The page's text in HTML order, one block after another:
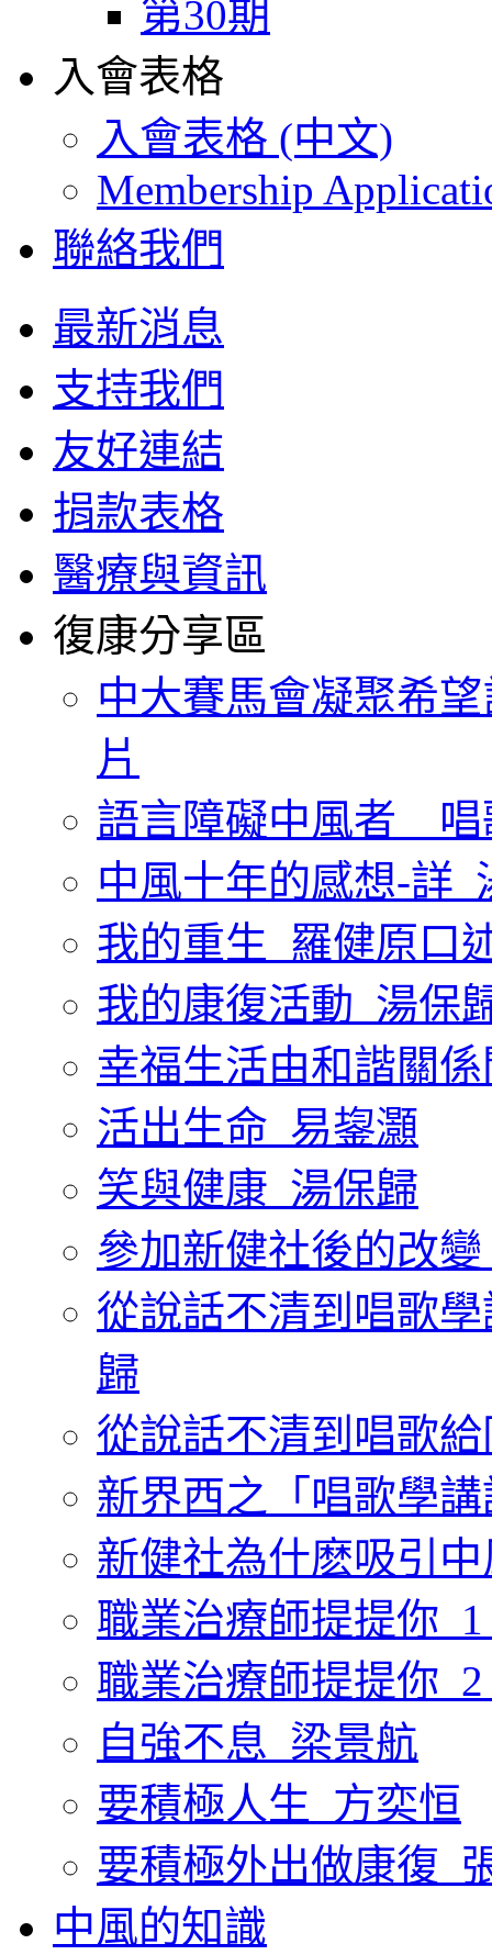
第30期
入會表格
入會表格 (中文)
Membership
聯絡我們
最新消息
支持我們
友好連結
捐款表格
醫療與資訊
復康分享區
中大賽馬會凝聚希
片
語言障礙中風者 唱
中風十年的感想-詳_
我的重生_羅健原口
我的康復活動_湯保
幸福生活由和諧關
活出生命_易鋆灝
笑與健康_湯保歸
參加新健社後的改
從說話不清到唱歌
歸
從說話不清到唱歌
新界西之「唱歌學
新健社為什麽吸引
職業治療師提提你
職業治療師提提你
自強不息_梁景航
要積極人生_方奕恒
要積極外出做康復_
中風的知識